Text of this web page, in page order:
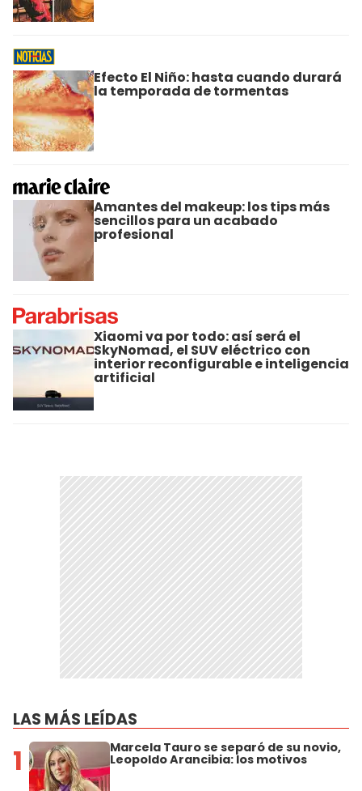
Efecto El Niño: hasta cuando durará
la temporada de tormentas
Amantes del makeup: los tips más
sencillos para un acabado
profesional
Xiaomi va por todo: así será el
SkyNomad, el SUV eléctrico con
interior reconfigurable e inteligencia
artificial
LAS MÁS LEÍDAS
1 Marcela Tauro se separó de su novio,
Leopoldo Arancibia: los motivos